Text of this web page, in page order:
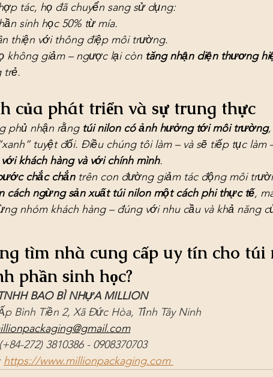
tác, họ đã chuyển sang sử dụng:
sinh học 50% từ mía.
thiện với thông điệp môi trường.
không giảm – ngược lại còn tăng nhận diện thương
trẻ.
của phát triển và sự trung thực
phủ nhận rằng túi nilon có ảnh hưởng tới môi trường
tuyệt đối. Điều chúng tôi làm – và sẽ tiếp tục làm
khách hàng và với chính mình.
chắc chắn trên con đường giảm tác động môi
cách ngừng sản xuất túi nilon một cách phi thực tế,
nhóm khách hàng – đúng với nhu cầu và khả năng
tìm nhà cung cấp uy tín cho
phần sinh học?
BAO BÌ NHỰA MILLION
Bình Tiền 2, Xã Đức Hòa, Tỉnh Tây Ninh
272) 3810386 - 0908370703
https://www.millionpackaging.com